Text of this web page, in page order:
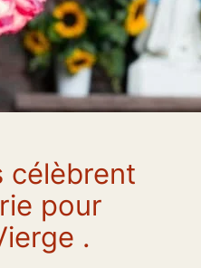
célèbrent
pour
.